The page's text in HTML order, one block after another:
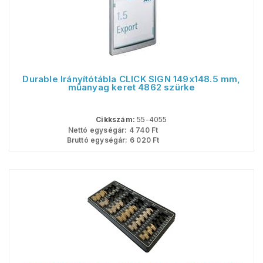
Durable Irányítótábla CLICK SIGN 149x148.5 mm,
műanyag keret 4862 szürke
Cikkszám: 55-4055
Nettó egységár: 4 740Ft
Bruttó egységár: 6 020Ft